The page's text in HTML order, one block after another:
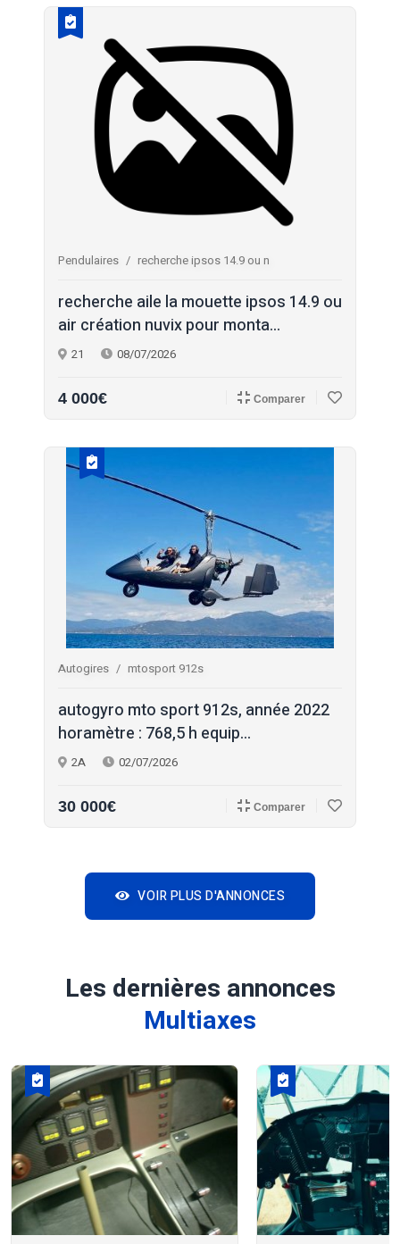
Pendulaires recherche ipsos 14.9 ou n
recherche aile la mouette ipsos 14.9 ou
air création nuvix pour monta...
21 08/07/2026
4 000€ Comparer
Autogires mtosport 912s
autogyro mto sport 912s, année 2022
horamètre : 768,5 h equip...
2A 02/07/2026
30 000€ Comparer
VOIR PLUS D'ANNONCES
Les dernières annonces
Multiaxes